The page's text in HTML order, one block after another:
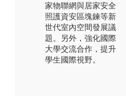
家物聯網與居家安全
照護資安區塊鍊等新
世代室內空間發展議
題。另外，強化國際
大學交流合作，提升
學生國際視野。